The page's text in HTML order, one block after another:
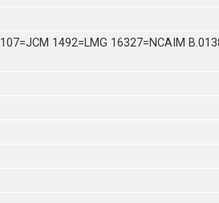
1492=LMG 16327=NCAIM